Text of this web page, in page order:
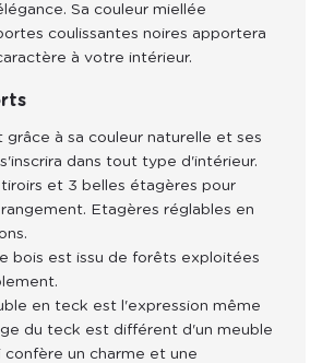
Sa couleur miellée
coulissantes noires apportera
à votre intérieur.
grâce à sa couleur naturelle et ses
dans tout type d'intérieur.
et 3 belles étagères pour
Etagères réglables en
bois est issu de forêts exploitées
en teck est l'expression même
du teck est différent d'un meuble
confère un charme et une